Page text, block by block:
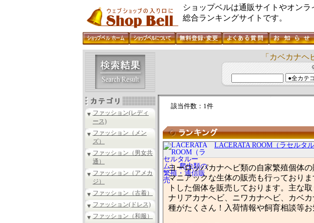
ショップベルは通販サイトやオンラ
総合ランキングサイトです。
ファッション(レディ
ース)
ファッション（メン
ズ）
ファッション（男女共
通）
ファッション（アメカ
ジ）
ファッション（古着）
ファッション(ドレス)
ファッション（和服）
「カベカナ
該当件数：1件
LACERATA ROOM（ラセルタ
ヨーロッパカナヘビ類の自家繁殖個体
マニアックな生体の販売も行っており
トした個体を販売しております。主な
ナリアカナヘビ、ニワカナヘビ、カベ
種がたくさん！入荷情報や飼育相談等